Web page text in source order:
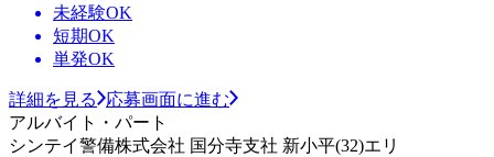
未経験OK
短期OK
単発OK
詳細を見る
応募画面に進む
アルバイト・パート
シンテイ警備株式会社 国分寺支社 新小平(32)エリ